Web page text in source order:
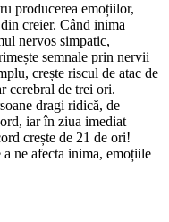
producerea emoțiilor,
creier. Când inima
nervos simpatic,
semnale prin nervii
crește riscul de atac de
cerebral de trei ori.
dragi ridică, de
iar în ziua imediat
crește de 21 de ori!
ne afecta inima, emoțiile